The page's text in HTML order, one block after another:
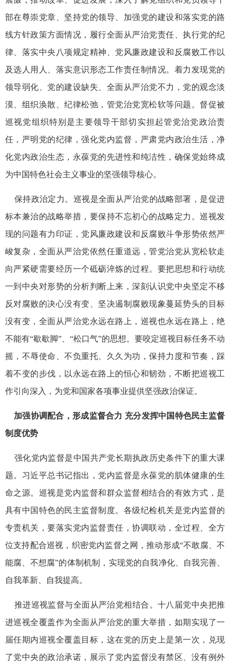
部在尊崇党章、坚持党的领导、加强党的建设和落实党的路
线方针政策方面情况，履行全面从严治党责任、执行党的纪
律、落实中央八项规定精神、党风廉政建设和反腐败工作以
及选人用人、落实意识形态工作责任制情况。着力发现党的
领导弱化、党的建设缺失、全面从严治党不力，党的观念淡
漠、组织涣散、纪律松弛，管党治党宽松软等问题。督促被
巡视党组织特别是主要领导干部切实担起管党治党政治责
任，严明党的纪律，强化党内监督，严肃党内政治生活，净
化党内政治生态，永葆党的先进性和纯洁性，确保党始终成
为中国特色社会主义事业的坚强领导核心。
保持政治定力。巡视是全面从严治党的战略部署，是促进
标本兼治的战略举措，要保持不忘初心的战略定力。巡视发
现的问题有力印证，党风廉政建设和反腐败斗争形势依然严
峻复杂，全面从严治党依然任重道远，管党治党从宽松软走
向严紧硬需要经历一个砥砺淬炼的过程。要把思想和行动统
一到中央对形势的分析判断上来，深刻认识党中央坚定不移
反对腐败的决心没有变、坚决遏制腐败现象蔓延势头的目标
没有变，全面从严治党永远在路上，巡视也永远在路上，绝
不能有“歇歇脚”、“松口气”的思想。要咬定巡视目标任务不动
摇，不辱使命、不负重托、久久为功，保持力度和节奏，踩
着不变的步伐，以永远在路上的恒心和韧劲，不断把巡视工
作引向深入，为党和国家各项事业提供坚强政治保证。
加强协调配合，形成监督合力 充分发挥中国特色民主监督
制度优势
强化党内监督是中国共产党长期执政历史条件下的重大课
题。习近平总书记指出，党内监督是永葆党的肌体健康的生
命之源。巡视是党内监督和群众监督相结合的有效方式，是
具有中国特色的民主监督制度。各级纪检机关是党内监督的
专责机关，要落实党内监督责任，协调联动，全过程、全方
位支持配合巡视，织密党内监督之网，推动形成“不敢腐、不
能腐、不想腐”的体制机制，实现党的自我净化、自我完善、
自我革新、自我提高。
推进巡视监督与全面从严治党相结合。十八届党中央把推
进巡视全覆盖作为全面从严治党的重大举措，如期实现了一
届任期内巡视全覆盖目标，这在党的历史上是第一次，兑现
了党中央的政治承诺，展示了党内监督没有禁区、没有例外